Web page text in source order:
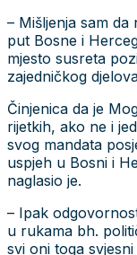
– Mišljenja sam
put Bosne i
mjesto susreta
zajedničkog
Činjenica da je
rijetkih, ako ne i
svog mandata
uspjeh u Bosni i
naglasio je.
– Ipak
u rukama bh.
svi oni toga